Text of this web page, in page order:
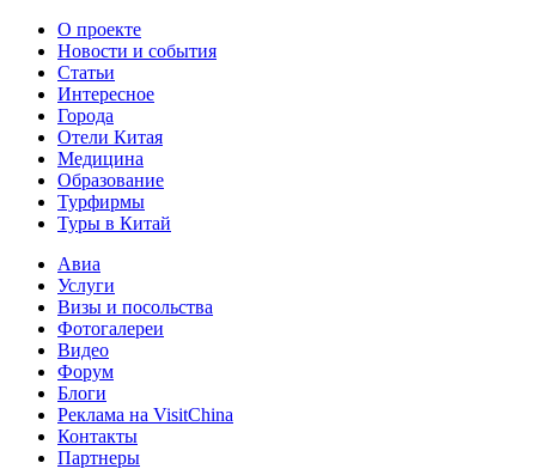
О проекте
Новости и события
Статьи
Интересное
Города
Отели Китая
Медицина
Образование
Турфирмы
Туры в Китай
Авиа
Услуги
Визы и посольства
Фотогалереи
Видео
Форум
Блоги
Реклама на VisitChina
Контакты
Партнеры